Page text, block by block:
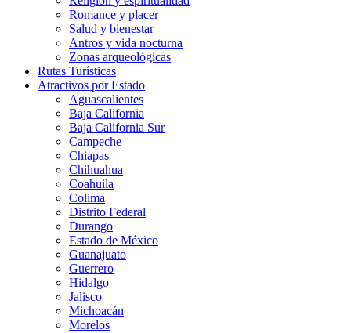
Romance y placer
Salud y bienestar
Antros y vida nocturna
Zonas arqueológicas
Rutas Turísticas
Atractivos por Estado
Aguascalientes
Baja California
Baja California Sur
Campeche
Chiapas
Chihuahua
Coahuila
Colima
Distrito Federal
Durango
Estado de México
Guanajuato
Guerrero
Hidalgo
Jalisco
Michoacán
Morelos